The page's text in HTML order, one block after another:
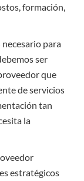
formación,
necesario para
ser
que
de servicios
tan
la
estratégicos